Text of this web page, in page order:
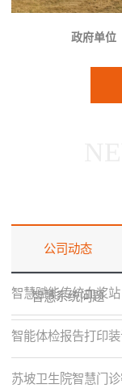
政府单位
公司动态
智慧系统问题
智慧赋能传统血浆
智能体检报告打印
苏坡卫生院智慧门